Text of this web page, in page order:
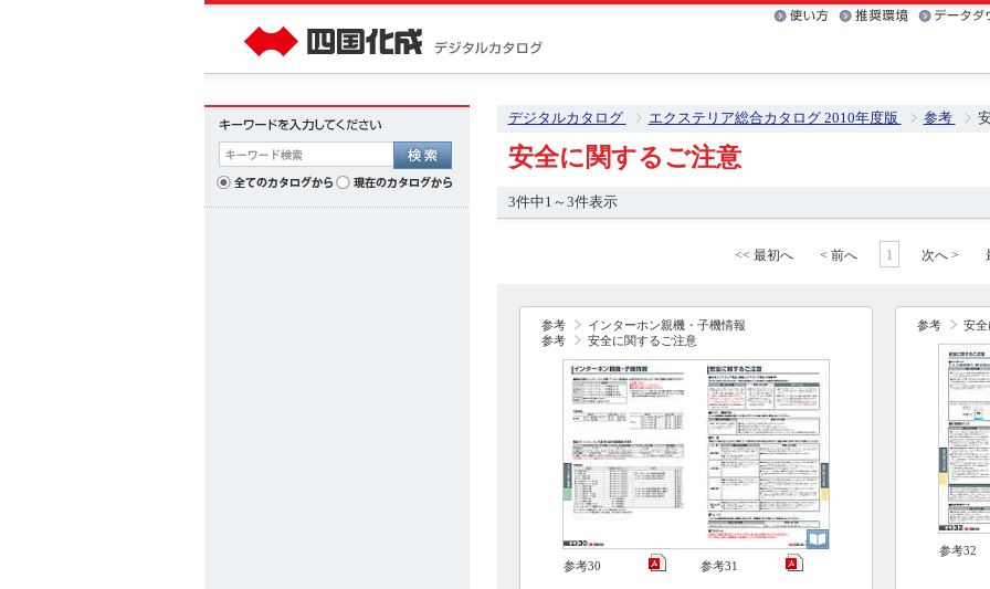
デジタルカタログ エクステリア総合カタログ 2010年度版 参考
安全に関するご注意
3件中1～3件表示
<< 最初へ < 前へ 1 次へ >
参考
インターホン親機・子機情報
参考
安全に関するご注意
参考30 参考31
参考 安全
参考32